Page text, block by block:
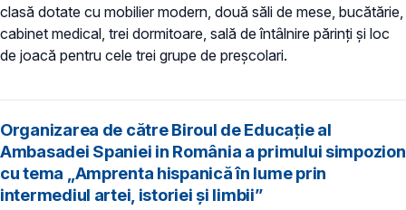
clasă dotate cu mobilier modern, două săli de mese, bucătărie,
cabinet medical, trei dormitoare, sală de întâlnire părinți și loc
de joacă pentru cele trei grupe de preșcolari.
Organizarea de către Biroul de Educație al
Ambasadei Spaniei in România a primului simpozion
cu tema „Amprenta hispanică în lume prin
intermediul artei, istoriei și limbii”